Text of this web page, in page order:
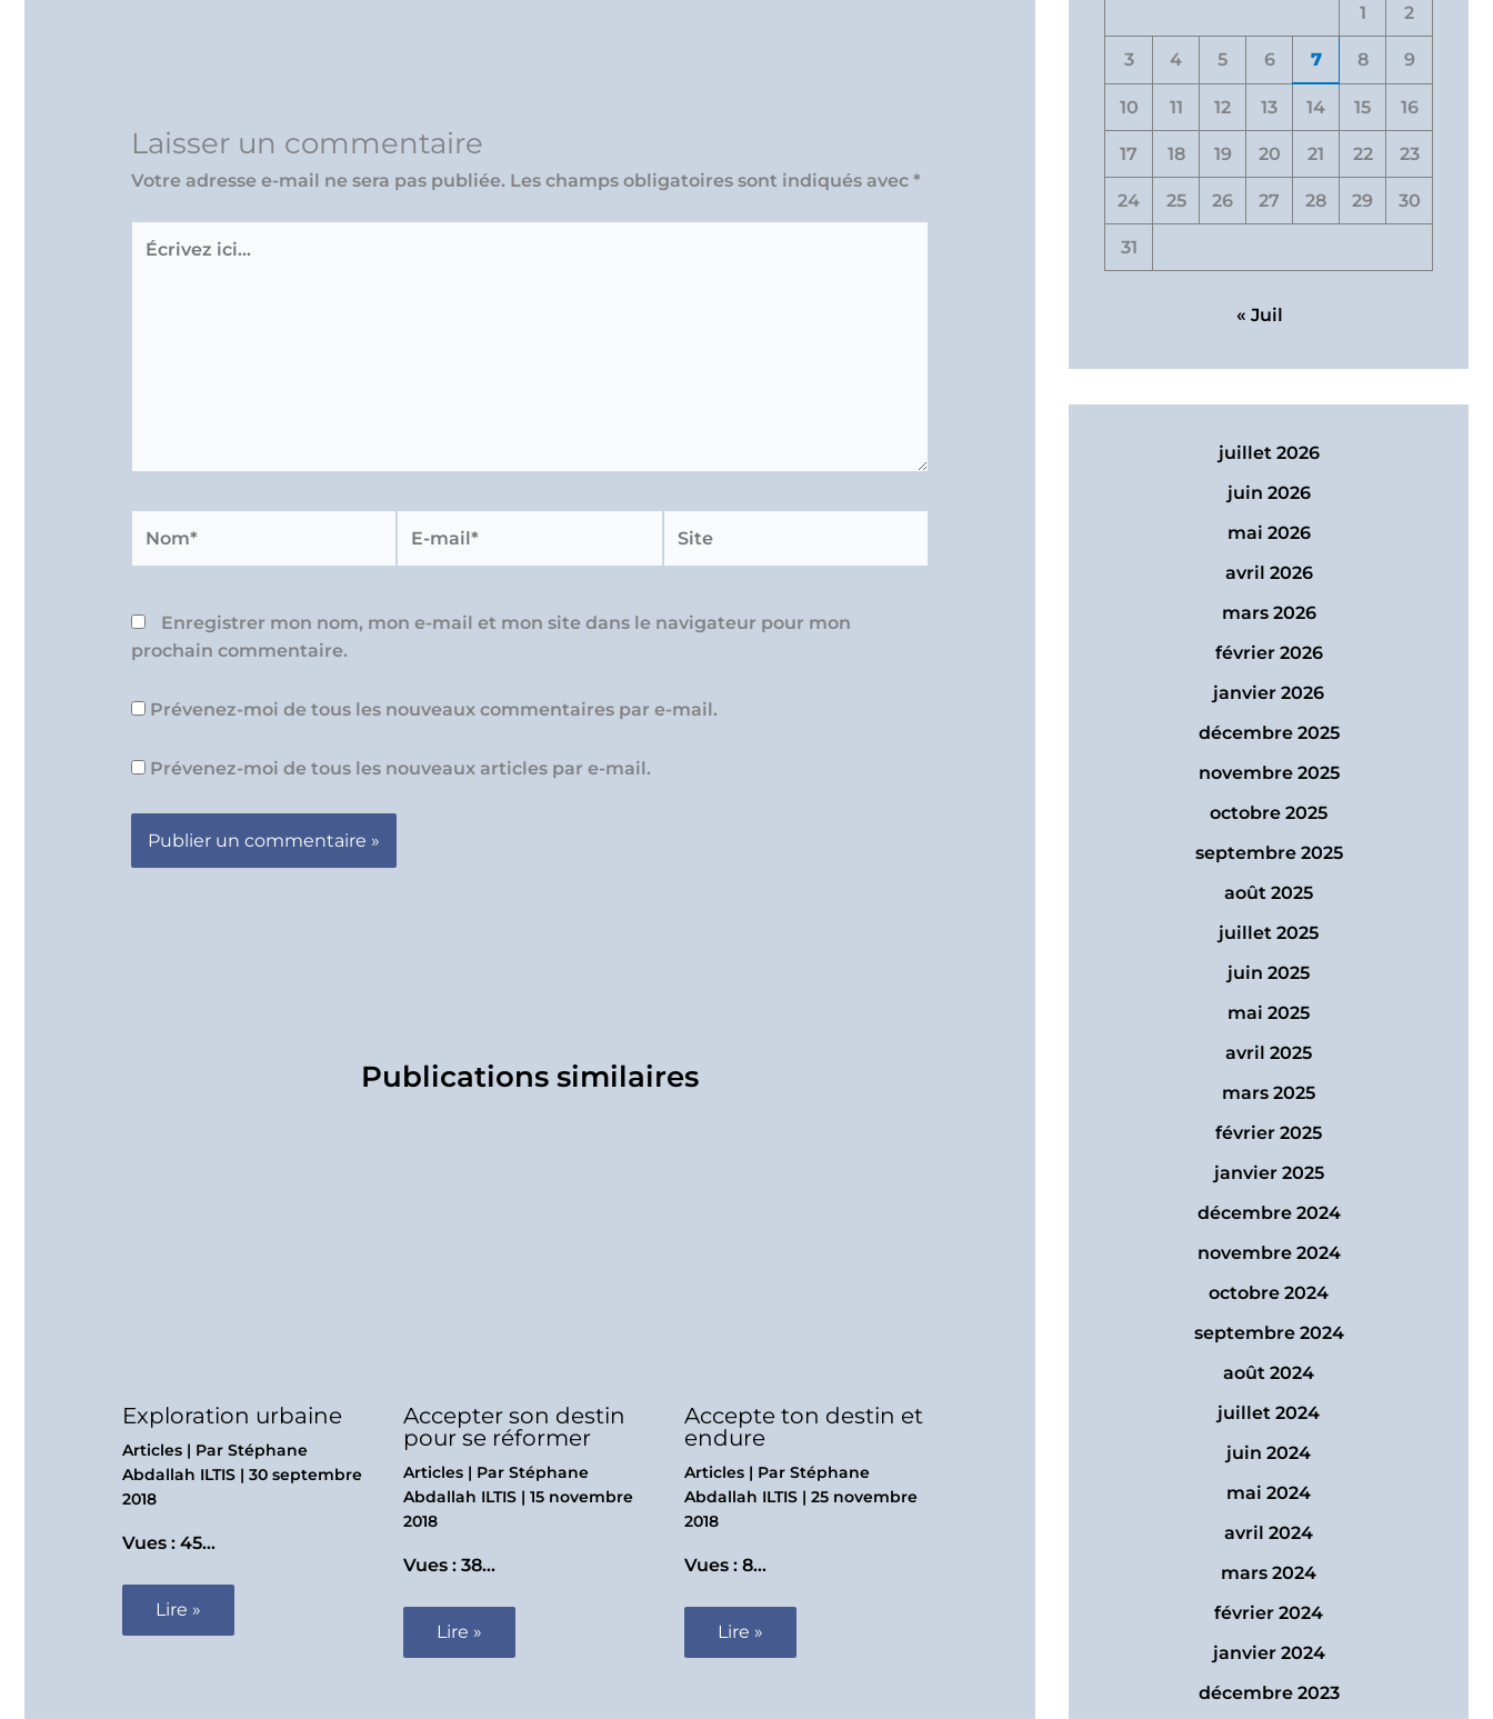
Laisser un commentaire
Votre adresse e-mail ne sera pas publiée. Les champs obligatoires sont indiqués avec *
ici…
mail*
Enregistrer mon nom, mon e-mail et mon site dans le navigateur pour mon
prochain commentaire.
Prévenez-moi de tous les nouveaux commentaires par e-mail.
Prévenez-moi de tous les nouveaux articles par e-mail.
Publications similaires
Exploration urbaine
Articles | Par Stéphane
Abdallah ILTIS | 30 septembre
2018
Vues : 45…
Lire »
Accepter son destin
pour se réformer
Articles | Par Stéphane
Abdallah ILTIS | 15 novembre
2018
Vues : 38…
Lire »
Accepte ton destin et
endure
Articles | Par Stéphane
Abdallah ILTIS | 25 novembre
2018
Vues : 8…
Lire »
1 2
3 4 5 6 7 8 9
10 11 12 13 14 15 16
17 18 19 20 21 22 23
24 25 26 27 28 29 30
31
« Juil
juillet 2026
juin 2026
mai 2026
avril 2026
mars 2026
février 2026
janvier 2026
décembre 2025
novembre 2025
octobre 2025
septembre 2025
août 2025
juillet 2025
juin 2025
mai 2025
avril 2025
mars 2025
février 2025
janvier 2025
décembre 2024
novembre 2024
octobre 2024
septembre 2024
août 2024
juillet 2024
juin 2024
mai 2024
avril 2024
mars 2024
février 2024
janvier 2024
décembre 2023